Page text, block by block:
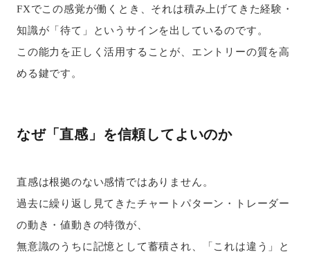
FXでこの感覚が働くとき、それは積み上げてきた経験・
知識が「待て」というサインを出しているのです。
この能力を正しく活用することが、エントリーの質を高
める鍵です。
なぜ「直感」を信頼してよいのか
直感は根拠のない感情ではありません。
過去に繰り返し見てきたチャートパターン・トレーダー
の動き・値動きの特徴が、
無意識のうちに記憶として蓄積され、「これは違う」と